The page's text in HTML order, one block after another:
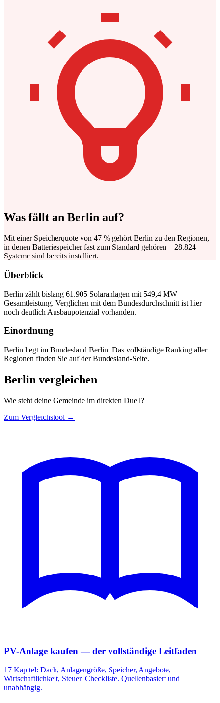
Was fällt an Berlin auf?
Mit einer Speicherquote von 47 % gehört Berlin zu den Regionen,
in denen Batteriespeicher fast zum Standard gehören – 28.824
Systeme sind bereits installiert.
Überblick
Berlin zählt bislang 61.905 Solaranlagen mit 549,4 MW
Gesamtleistung. Verglichen mit dem Bundesdurchschnitt ist hier
noch deutlich Ausbaupotenzial vorhanden.
Einordnung
Berlin liegt im Bundesland Berlin. Das vollständige Ranking aller
Regionen finden Sie auf der Bundesland-Seite.
Berlin vergleichen
Wie steht deine Gemeinde im direkten Duell?
Zum Vergleichstool →
PV-Anlage kaufen — der vollständige Leitfaden
17 Kapitel: Dach, Anlagengröße, Speicher, Angebote,
Wirtschaftlichkeit, Steuer, Checkliste. Quellenbasiert und
unabhängig.